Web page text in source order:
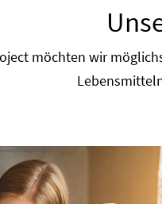
möchten wir